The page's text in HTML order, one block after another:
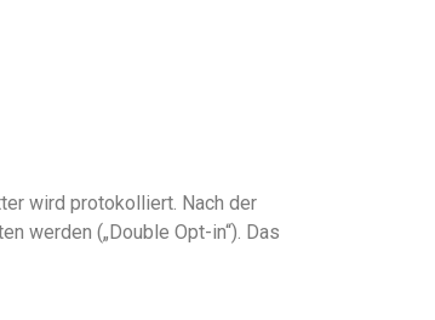
wird protokolliert. Nach der
werden („Double Opt-in“). Das